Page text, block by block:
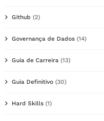
Github (2)
Governança de Dados (14)
Guia de Carreira (13)
Guia Definitivo (30)
Hard Skills (1)